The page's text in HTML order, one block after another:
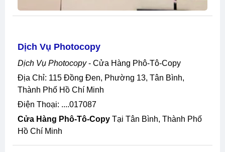
Dịch Vụ Photocopy
Dịch Vụ Photocopy- Cửa Hàng Phô-Tô-Copy
Địa Chỉ: 115 Đồng Đen, Phường 13, Tân Bình,
Thành Phố Hồ Chí Minh
Điện Thoại: ....017087
Cửa Hàng Phô-Tô-Copy Tại Tân Bình, Thành Phố
Hồ Chí Minh